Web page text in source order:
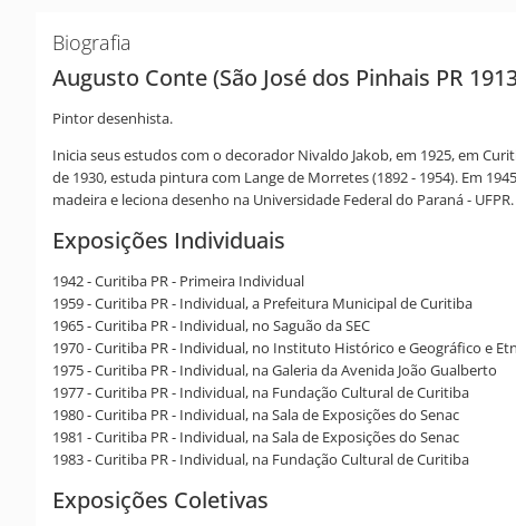
Biografia
Augusto Conte (São José dos Pinhais PR
Pintor desenhista.
Inicia seus estudos com o decorador Nivaldo Jakob, em 1925, em
de 1930, estuda pintura com Lange de Morretes (1892 - 1954). Em
madeira e leciona desenho na Universidade Federal do Paraná - UFPR.
Exposições Individuais
1942 - Curitiba PR - Primeira Individual
1959 - Curitiba PR - Individual, a Prefeitura Municipal de Curitiba
1965 - Curitiba PR - Individual, no Saguão da SEC
1970 - Curitiba PR - Individual, no Instituto Histórico e Geográfico e
1975 - Curitiba PR - Individual, na Galeria da Avenida João Gualberto
1977 - Curitiba PR - Individual, na Fundação Cultural de Curitiba
1980 - Curitiba PR - Individual, na Sala de Exposições do Senac
1981 - Curitiba PR - Individual, na Sala de Exposições do Senac
1983 - Curitiba PR - Individual, na Fundação Cultural de Curitiba
Exposições Coletivas